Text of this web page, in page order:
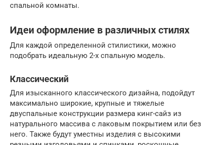
спальной комнаты.
Идеи оформление в различных стилях
Для каждой определенной стилистики, можно
подобрать идеальную 2-х спальную модель.
Классический
Для изысканного классического дизайна, подойдут
максимально широкие, крупные и тяжелые
двуспальные конструкции размера кинг-сайз из
натурального массива с лаковым покрытием или без
него. Также будут уместны изделия с высокими